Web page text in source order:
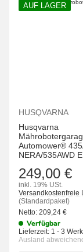
AUF LAGER
HUSQVARNA
Husqvarna
Automower®
NERA/535AWD
249,00 €
inkl. 19% USt.
Versandkostenfreie
(Standardpaket)
Netto: 209,24 €
Verfügbar
Lieferzeit: 1 - 3
Ausland